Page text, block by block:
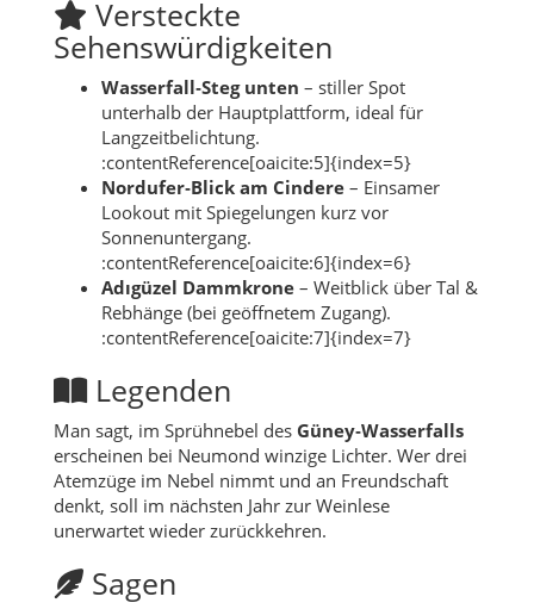
Versteckte
Sehenswürdigkeiten
Wasserfall‑Steg unten – stiller Spot
unterhalb der Hauptplattform, ideal für
Langzeitbelichtung.
:contentReference[oaicite:5]{index=5}
Nordufer‑Blick am Cindere – Einsamer
Lookout mit Spiegelungen kurz vor
Sonnenuntergang.
:contentReference[oaicite:6]{index=6}
Adıgüzel Dammkrone – Weitblick über Tal &
Rebhänge (bei geöffnetem Zugang).
:contentReference[oaicite:7]{index=7}
Legenden
Man sagt, im Sprühnebel des Güney‑Wasserfalls
erscheinen bei Neumond winzige Lichter. Wer drei
Atemzüge im Nebel nimmt und an Freundschaft
denkt, soll im nächsten Jahr zur Weinlese
unerwartet wieder zurückkehren.
Sagen